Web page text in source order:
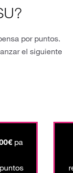
por puntos.
el siguiente
pa